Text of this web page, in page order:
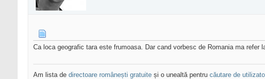
Ca loca geografic tara este frumoasa. Dar cand vorbesc de Romania ma refer
Am lista de directoare românești gratuite și o unealtă pentru căutare de